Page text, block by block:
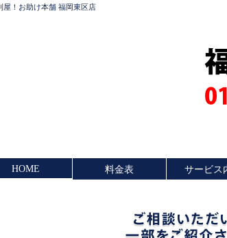
屋！お助け本舗 福岡東区店
HOME 料金表 サービス